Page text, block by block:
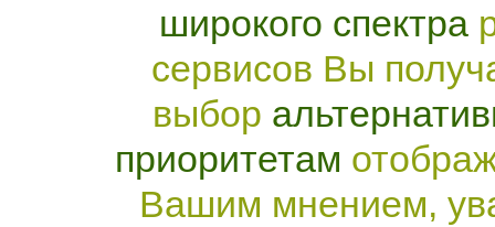
широкого спектра
сервисов Вы
выбор
приоритетам
Вашим мнением,